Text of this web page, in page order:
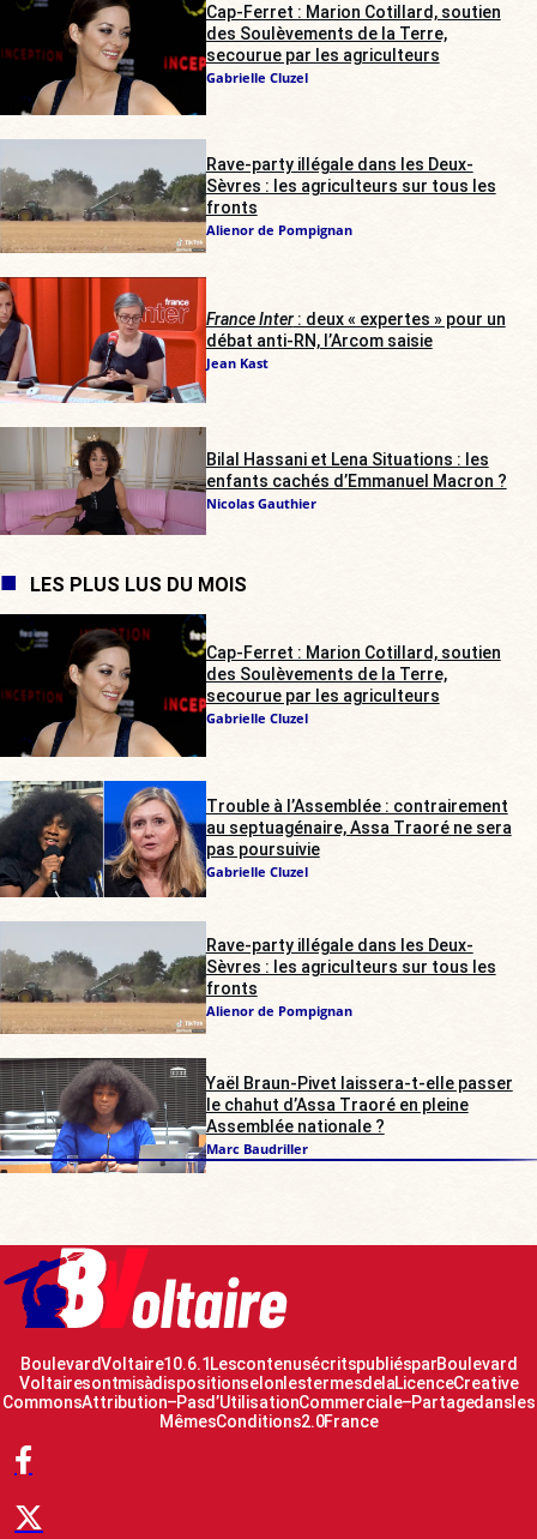
Cap-Ferret : Marion Cotillard, soutien
des Soulèvements de la Terre,
secourue par les agriculteurs
Gabrielle Cluzel
Rave-party illégale dans les Deux-
Sèvres : les agriculteurs sur tous les
fronts
Alienor de Pompignan
France Inter: deux « expertes » pour un
débat anti-RN, l’Arcom saisie
Jean Kast
Bilal Hassani et Lena Situations : les
enfants cachés d’Emmanuel Macron ?
Nicolas Gauthier
LES PLUS LUS DU MOIS
Cap-Ferret : Marion Cotillard, soutien
des Soulèvements de la Terre,
secourue par les agriculteurs
Gabrielle Cluzel
Trouble à l’Assemblée : contrairement
au septuagénaire, Assa Traoré ne sera
pas poursuivie
Gabrielle Cluzel
Rave-party illégale dans les Deux-
Sèvres : les agriculteurs sur tous les
fronts
Alienor de Pompignan
Yaël Braun-Pivet laissera-t-elle passer
le chahut d’Assa Traoré en pleine
Assemblée nationale ?
Marc Baudriller
Boulevard Voltaire 10.6.1 Les contenus écrits publiés par Boulevard
Voltaire sont mis à disposition selon les termes de la Licence Creative
Commons Attribution – Pas d’Utilisation Commerciale – Partage dans les
Mêmes Conditions 2.0 France